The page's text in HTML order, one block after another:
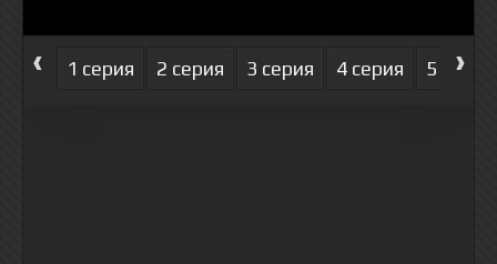
‹ 1 серия 2 серия 3 серия 4 серия 5 серия
›